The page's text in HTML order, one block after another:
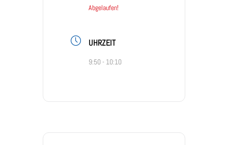
Abgelaufen!
UHRZEIT
9:50 - 10:10